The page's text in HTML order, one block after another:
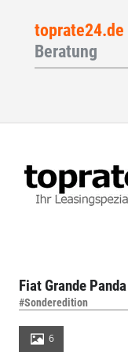
toprate24.de
Beratung
Fiat Grande Panda
#Sonderedition
6